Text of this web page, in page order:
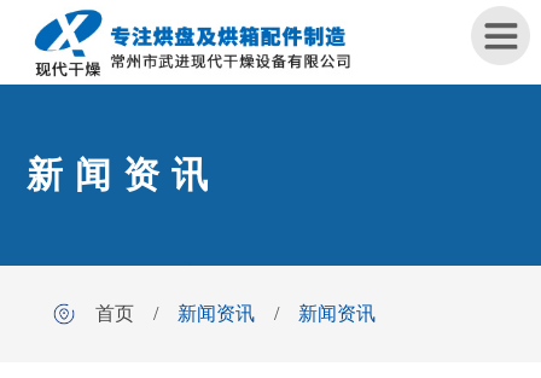
页
于
们
新闻资讯
首页/ 新闻资讯/ 新闻资讯